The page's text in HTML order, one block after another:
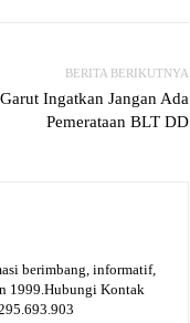
BERITA BERIKUTNYA
Ingatkan Jangan Ada
Pemerataan BLT DD
berimbang, informatif,
1999.Hubungi Kontak